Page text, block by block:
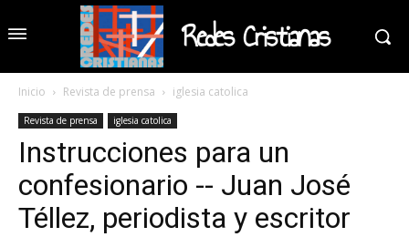
Redes Cristianas
Inicio Revista de prensa iglesia catolica
Revista de prensa iglesia catolica
Instrucciones para un
confesionario -- Juan José
Téllez, periodista y escritor